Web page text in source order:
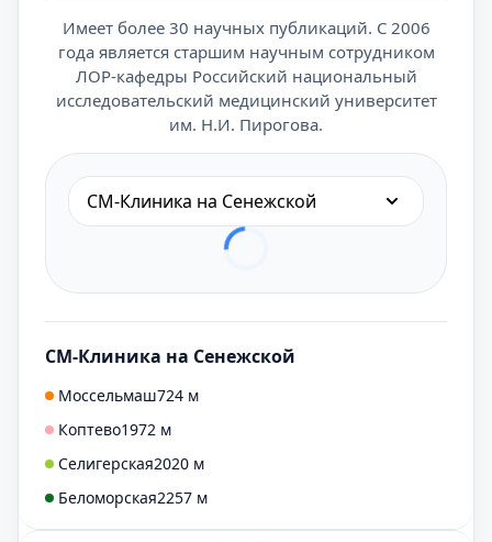
Имеет более 30 научных публикаций. С 2006
года является старшим научным сотрудником
ЛОР-кафедры Российский национальный
исследовательский медицинский университет
им. Н.И. Пирогова.
СМ-Клиника на Сенежской
СМ-Клиника на Сенежской
Моссельмаш724 м
Коптево1972 м
Селигерская2020 м
Беломорская2257 м